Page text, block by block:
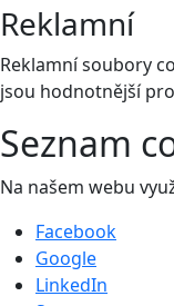
Reklamní
Reklamní soubory
jsou hodnotnější
Seznam
Na našem webu
Facebook
Google
LinkedIn